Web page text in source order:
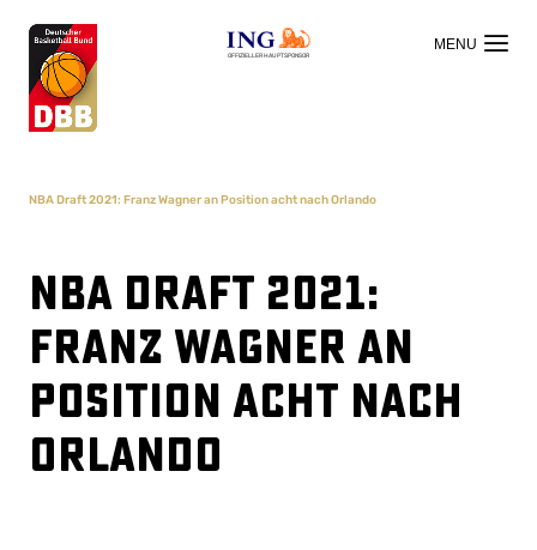
OFFIZIELLER HAUPTSPONSOR
NBA Draft 2021: Franz Wagner an Position acht nach Orlando
NBA Draft 2021:
Franz Wagner an
Position acht nach
Orlando